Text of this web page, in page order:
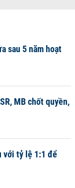
sau 5 năm hoạt
MB chốt quyền,
với tỷ lệ 1:1 để